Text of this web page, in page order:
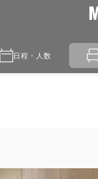
日程・人数